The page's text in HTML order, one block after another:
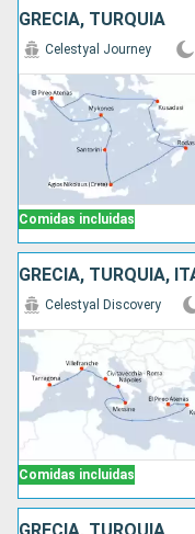
GRECIA, TURQUÍA
Comidas incluidas
Celestyal Journey
Comidas incluidas
Celestyal Discovery